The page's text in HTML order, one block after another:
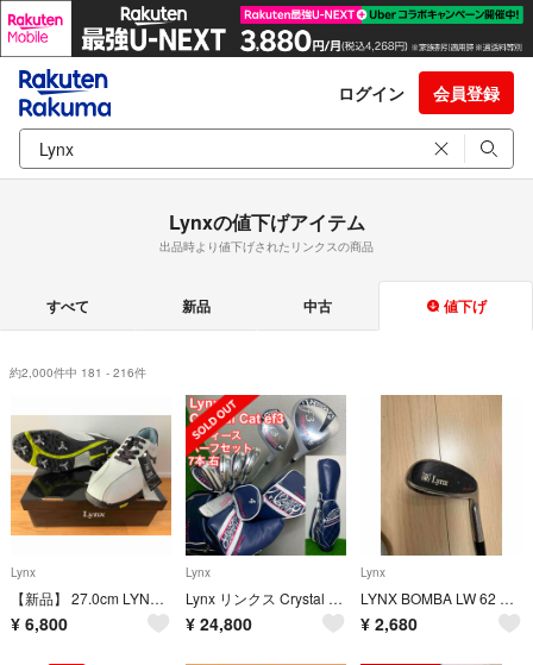
ログイン 会員登録
Lynxの値下げアイテム
出品時より値下げされたリンクスの商品
すべて 新品 中古 値下げ
約2,000件中 181 - 216件
Lynx
【新品】 27.0cm LYNX(リンクス) ゴルフシューズ LXSH-7568
¥ 6,800
Lynx
Lynx リンクス Crystal Cat ef3 レディースゴルフセット 7本
¥ 24,800
Lynx
LYNX BOMBA LW 62 S 3 NS950
¥ 2,680